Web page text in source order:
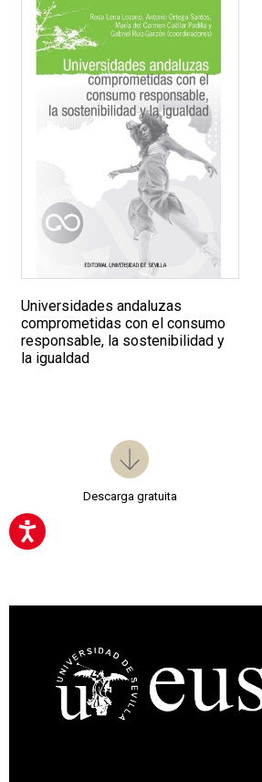
Universidades andaluzas
comprometidas con el consumo
responsable, la sostenibilidad y
la igualdad
Descarga gratuita